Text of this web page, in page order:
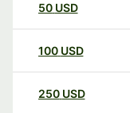
50 USD
100 USD
250 USD